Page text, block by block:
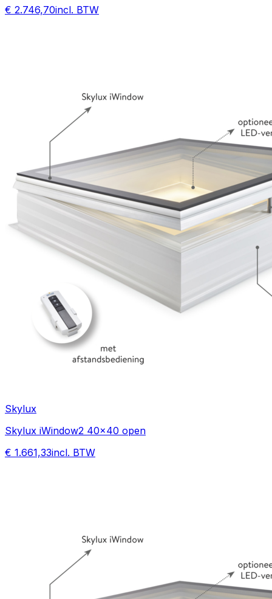
€ 2.746,70incl. BTW
Skylux
Skylux iWindow2 40x40 open
€ 1.661,33incl. BTW